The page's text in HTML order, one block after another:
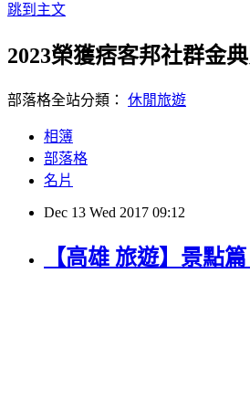
跳到主文
2023榮獲痞客邦社群金
部落格全站分類： 休閒旅遊
相簿
部落格
名片
Dec 13 Wed 2017 09:12
【高雄 旅遊】景點